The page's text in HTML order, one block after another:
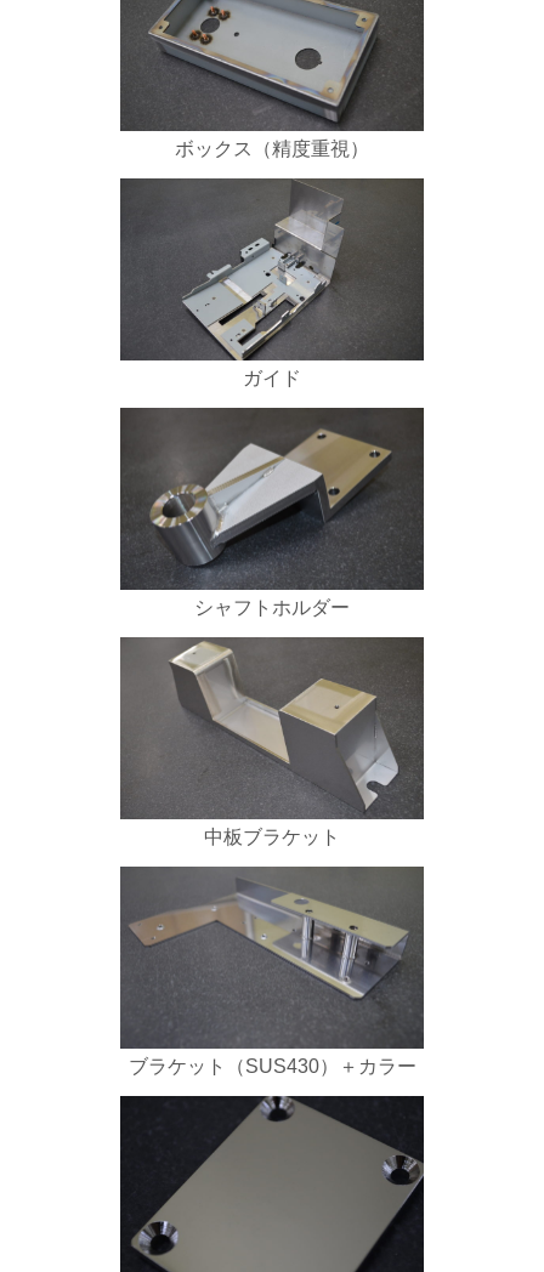
ボックス（精度重視）
ガイド
シャフトホルダー
中板ブラケット
ブラケット（SUS430）＋カラー